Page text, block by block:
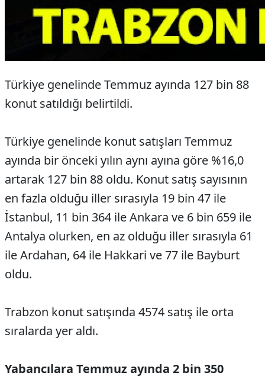
Türkiye genelinde Temmuz ayında 127 bin 88
konut satıldığı belirtildi.
Türkiye genelinde konut satışları Temmuz
ayında bir önceki yılın aynı ayına göre %16,0
artarak 127 bin 88 oldu. Konut satış sayısının
en fazla olduğu iller sırasıyla 19 bin 47 ile
İstanbul, 11 bin 364 ile Ankara ve 6 bin 659 ile
Antalya olurken, en az olduğu iller sırasıyla 61
ile Ardahan, 64 ile Hakkari ve 77 ile Bayburt
oldu.
Trabzon konut satışında 4574 satış ile orta
sıralarda yer aldı.
Yabancılara Temmuz ayında 2 bin 350